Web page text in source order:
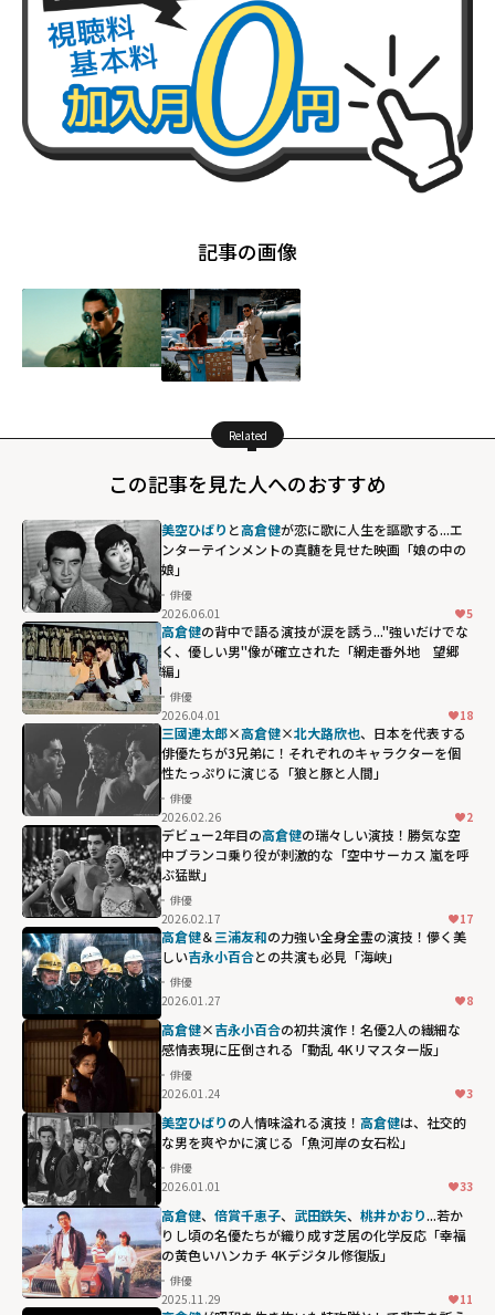
記事の画像
Related
この記事を見た人へのおすすめ
美空ひばり と高倉健が恋に歌に人生を謳歌する...エ
ンターテインメントの真髄を見せた映画「娘の中の
娘」
俳優
2026.06.01
5
高倉健の背中で語る演技が涙を誘う..."強いだけでな
く、優しい男"像が確立された「網走番外地 望郷
編」
俳優
2026.04.01
18
三國連太郎×高倉健×北大路欣也、日本を代表する
俳優たちが3兄弟に！それぞれのキャラクターを個
性たっぷりに演じる「狼と豚と人間」
俳優
2026.02.26
2
デビュー2年目の高倉健の瑞々しい演技！勝気な空
中ブランコ乗り役が刺激的な「空中サーカス 嵐を呼
ぶ猛獣」
俳優
2026.02.17
17
高倉健＆三浦友和の力強い全身全霊の演技！儚く美
しい吉永小百合との共演も必見「海峡」
俳優
2026.01.27
8
高倉健×吉永小百合の初共演作！名優2人の繊細な
感情表現に圧倒される「動乱 4Kリマスター版」
俳優
2026.01.24
3
美空ひばりの人情味溢れる演技！ 高倉健は、社交的
な男を爽やかに演じる「魚河岸の女石松」
俳優
2026.01.01
33
高倉健、 倍賞千恵子、 武田鉄矢、 桃井かおり...若か
りし頃の名優たちが織り成す芝居の化学反応「幸福
の黄色いハンカチ 4Kデジタル修復版」
俳優
2025.11.29
11